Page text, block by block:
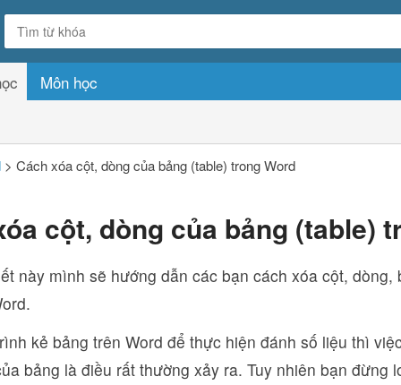
Môn học
> Cách xóa cột, dòng của bảng (table) trong Word
cột, dòng của bảng (table)
này mình sẽ hướng dẫn các bạn cách xóa cột, dòng,
kẻ bảng trên Word để thực hiện đánh số liệu thì
bảng là điều rất thường xảy ra. Tuy nhiên bạn đừng